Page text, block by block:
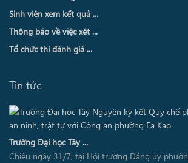
Sinh viên xem kết quả ...
Thông báo về việc xét ...
Tổ chức thi đánh giá ...
Tin tức
Trường Đại học Tây ...
Chiều ngày 31/7, tại Hội trường Đảng ủy